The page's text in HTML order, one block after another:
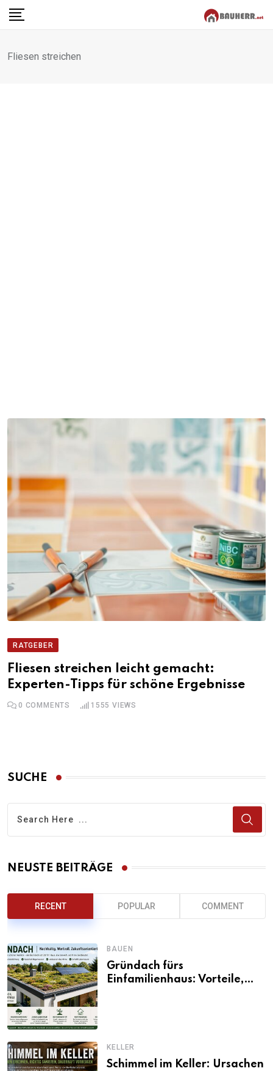
Skip
Fliesen streichen
RATGEBER
Fliesen streichen leicht gemacht:
Experten-Tipps für schöne Ergebnisse
0 COMMENTS 1555 VIEWS
SUCHE
NEUSTE BEITRÄGE
RECENT POPULAR COMMENT
BAUEN
Gründach fürs
Einfamilienhaus: Vorteile,
KELLER
Schimmel im Keller: Ursachen